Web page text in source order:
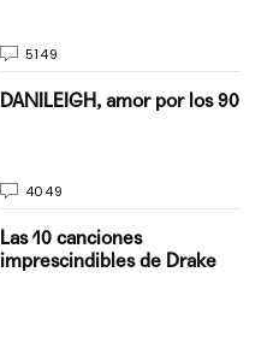
5149
DANILEIGH, amor por los 90
4049
Las 10 canciones
imprescindibles de Drake